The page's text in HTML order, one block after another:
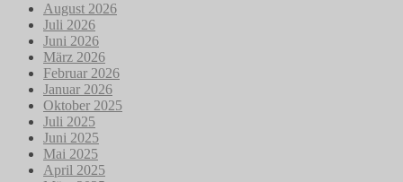
August 2026
Juli 2026
Juni 2026
März 2026
Februar 2026
Januar 2026
Oktober 2025
Juli 2025
Juni 2025
Mai 2025
April 2025